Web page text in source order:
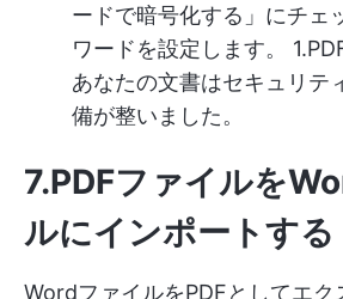
ードで暗号化する」にチェ
ワードを設定します。
あなたの文書はセキュリテ
備が整いました。
7.PDFファイルを
ルにインポートする
WordファイルをPDFとしてエク